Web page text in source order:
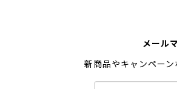
メール
新商品やキャンペーン